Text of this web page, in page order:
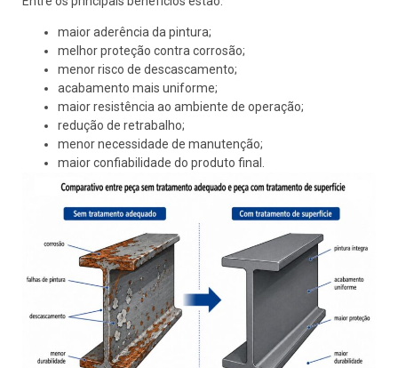
maior aderência da pintura;
melhor proteção contra corrosão;
menor risco de descascamento;
acabamento mais uniforme;
maior resistência ao ambiente de operação;
redução de retrabalho;
menor necessidade de manutenção;
maior confiabilidade do produto final.